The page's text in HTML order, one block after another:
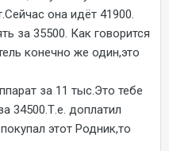
она идёт 41900.
за 35500. Как говорится
конечно же один,это
за 11 тыс.Это тебе
34500.Т.е. доплатил
этот Родник,то